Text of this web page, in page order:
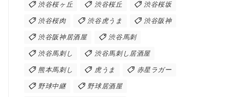
渋谷桜ヶ丘 渋谷桜丘 渋谷桜坂
渋谷桜肉 渋谷虎うま 渋谷阪神
渋谷阪神居酒屋 渋谷馬刺
渋谷馬刺し 渋谷馬刺し居酒屋
熊本馬刺し 虎うま 赤星ラガー
野球中継 野球居酒屋